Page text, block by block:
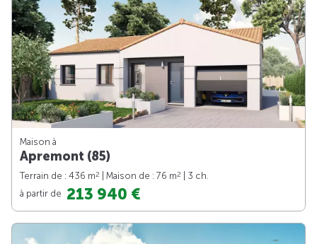
Maison à
Apremont (85)
Terrain de : 436 m2 | Maison de : 76 m2
| 3 ch.
à partir de 213 940 €